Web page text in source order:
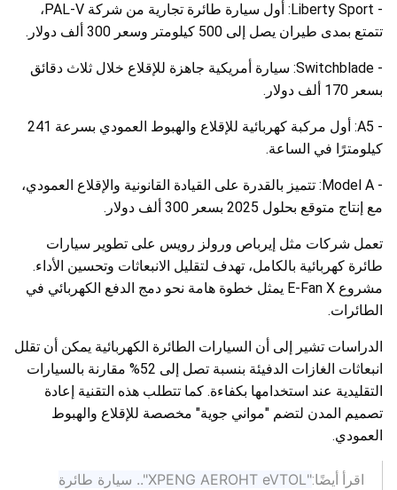
- Liberty Sport: أول سيارة طائرة تجارية من شركة PAL-V،
تتمتع بمدى طيران يصل إلى 500 كيلومتر وسعر 300 ألف دولار.
- Switchblade: سيارة أمريكية جاهزة للإقلاع خلال ثلاث دقائق
بسعر 170 ألف دولار.
- A5: أول مركبة كهربائية للإقلاع والهبوط العمودي بسرعة 241
كيلومترًا في الساعة.
- Model A: تتميز بالقدرة على القيادة القانونية والإقلاع العمودي،
مع إنتاج متوقع بحلول 2025 بسعر 300 ألف دولار.
تعمل شركات مثل إيرباص ورولز رويس على تطوير سيارات
طائرة كهربائية بالكامل، تهدف لتقليل الانبعاثات وتحسين الأداء.
مشروع E-Fan X يمثل خطوة هامة نحو دمج الدفع الكهربائي في
الطائرات.
الدراسات تشير إلى أن السيارات الطائرة الكهربائية يمكن أن تقلل
انبعاثات الغازات الدفيئة بنسبة تصل إلى 52% مقارنة بالسيارات
التقليدية عند استخدامها بكفاءة. كما تتطلب هذه التقنية إعادة
تصميم المدن لتضم "مواني جوية" مخصصة للإقلاع والهبوط
العمودي.
اقرأ أيضًا:
"XPENG AEROHT eVTOL".. سيارة طائرة